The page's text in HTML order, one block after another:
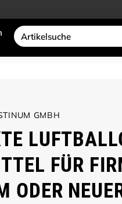
GMBH
FÜR
ODER